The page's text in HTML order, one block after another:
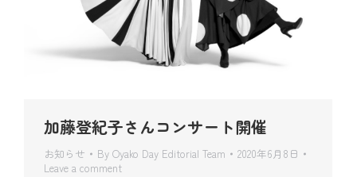
加藤登紀子さんコンサート開催
お知らせ By Oyako Day Editorial Team
2020年6月8日
Leave a comment